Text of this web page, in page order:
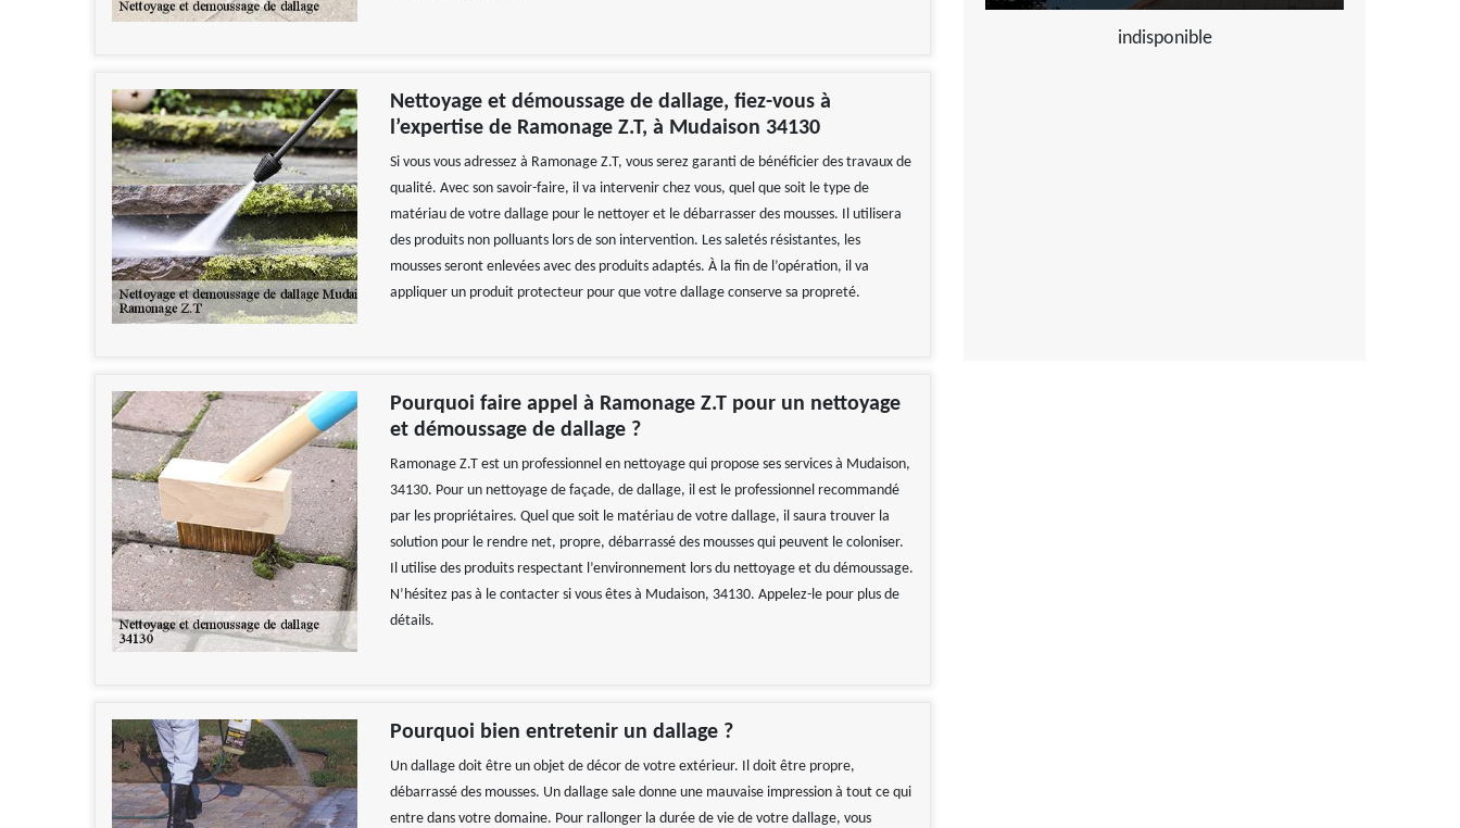
Nettoyage et démoussage de dallage, fiez-vous à
l’expertise de Ramonage Z.T, à Mudaison 34130
Si vous vous adressez à Ramonage Z.T, vous serez garanti de bénéficier des travaux de
qualité. Avec son savoir-faire, il va intervenir chez vous, quel que soit le type de
matériau de votre dallage pour le nettoyer et le débarrasser des mousses. Il utilisera
des produits non polluants lors de son intervention. Les saletés résistantes, les
mousses seront enlevées avec des produits adaptés. À la fin de l’opération, il va
appliquer un produit protecteur pour que votre dallage conserve sa propreté.
Pourquoi faire appel à Ramonage Z.T pour un nettoyage
et démoussage de dallage ?
Ramonage Z.T est un professionnel en nettoyage qui propose ses services à Mudaison,
34130. Pour un nettoyage de façade, de dallage, il est le professionnel recommandé
par les propriétaires. Quel que soit le matériau de votre dallage, il saura trouver la
solution pour le rendre net, propre, débarrassé des mousses qui peuvent le coloniser.
Il utilise des produits respectant l’environnement lors du nettoyage et du démoussage.
N’hésitez pas à le contacter si vous êtes à Mudaison, 34130. Appelez-le pour plus de
détails.
Pourquoi bien entretenir un dallage ?
Un dallage doit être un objet de décor de votre extérieur. Il doit être propre,
débarrassé des mousses. Un dallage sale donne une mauvaise impression à tout ce qui
entre dans votre domaine. Pour rallonger la durée de vie de votre dallage, vous
indisponible